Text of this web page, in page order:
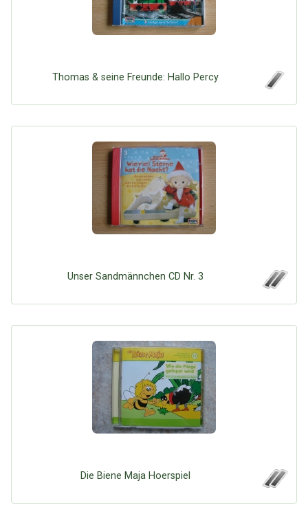
Thomas & seine Freunde: Hallo Percy
Unser Sandmännchen CD Nr. 3
Die Biene Maja Hoerspiel